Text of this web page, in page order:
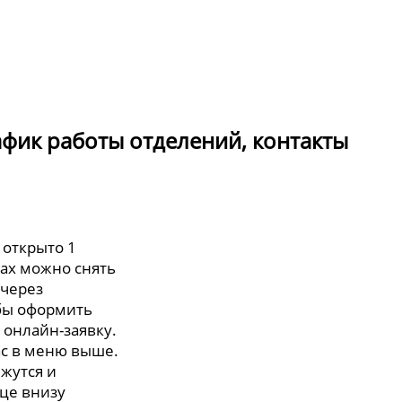
работы отделений, контакты
1
можно снять
оформить
заявку.
в меню выше.
и
внизу